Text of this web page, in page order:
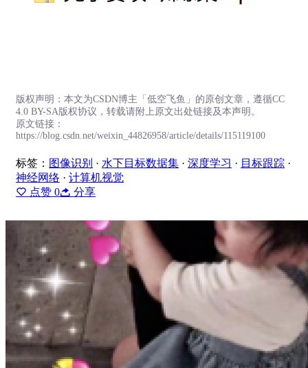
版权声明：本文为CSDN博主「低空飞鱼」的原创文章，遵循CC
4.0 BY-SA版权协议，转载请附上原文出处链接及本声明。
原文链接：
https://blog.csdn.net/weixin_44826958/article/details/115119100
标签： 图像识别 · 水下目标数据集 · 深度学习 · 目标跟踪 ·
神经网络 · 计算机视觉
点赞 0 分享